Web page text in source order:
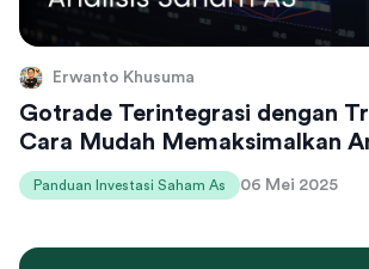
Erwanto Khusuma
Gotrade Terintegrasi dengan
Cara Mudah Memaksimalkan
Kamu
Panduan Investasi Saham As 06 Mei 2025